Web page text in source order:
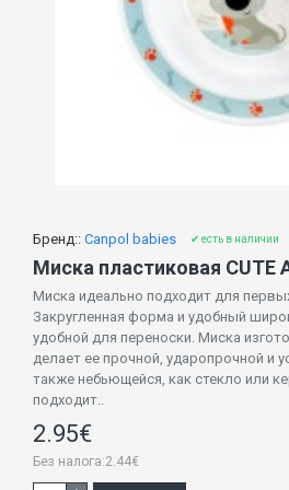
Бренд:: Canpol babies ✔ есть в наличии
Миска идеально подходит для
Закругленная форма и удобный
удобной для переноски. Миска
делает ее прочной, ударопрочной и
также небьющейся, как стекло или
подходит..
2.95€
Без налога:2.44€